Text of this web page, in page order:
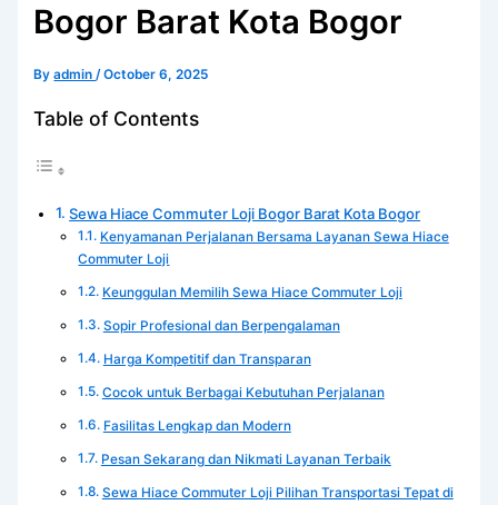
Bogor Barat Kota Bogor
Byadmin/October 6, 2025
Table of Contents
Sewa Hiace Commuter Loji Bogor Barat Kota Bogor
Kenyamanan Perjalanan Bersama Layanan Sewa Hiace
Commuter Loji
Keunggulan Memilih Sewa Hiace Commuter Loji
Sopir Profesional dan Berpengalaman
Harga Kompetitif dan Transparan
Cocok untuk Berbagai Kebutuhan Perjalanan
Fasilitas Lengkap dan Modern
Pesan Sekarang dan Nikmati Layanan Terbaik
Sewa Hiace Commuter Loji Pilihan Transportasi Tepat di